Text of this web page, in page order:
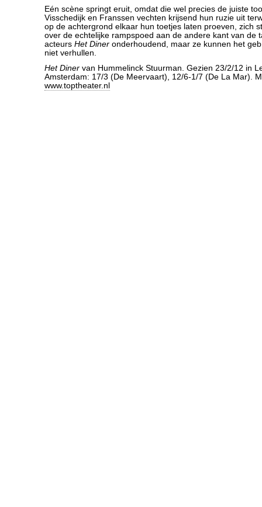
Eén scène springt eruit, omdat die wel precies de juiste
Visschedijk en Franssen vechten krijsend hun ruzie uit
op de achtergrond elkaar hun toetjes laten proeven, zich
over de echtelijke rampspoed aan de andere kant van de
acteurs Het Diner onderhoudend, maar ze kunnen het
niet verhullen.
Het Diner van Hummelinck Stuurman. Gezien 23/2/12 in
Amsterdam: 17/3 (De Meervaart), 12/6-1/7 (De La Mar).
www.toptheater.nl